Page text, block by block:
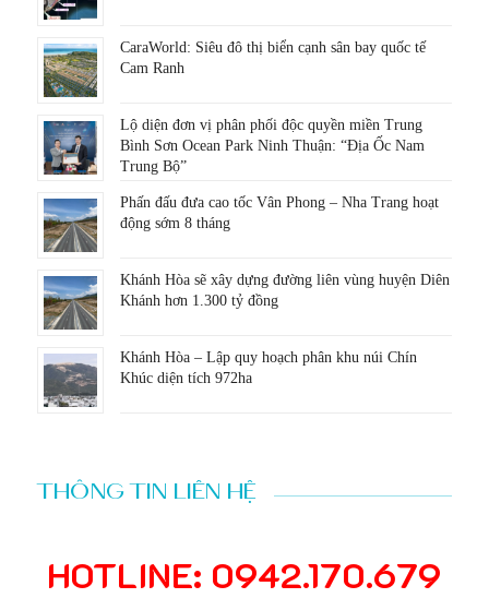
CaraWorld: Siêu đô thị biển cạnh sân bay quốc tế
Cam Ranh
Lộ diện đơn vị phân phối độc quyền miền Trung
Bình Sơn Ocean Park Ninh Thuận: “Địa Ốc Nam
Trung Bộ”
Phấn đấu đưa cao tốc Vân Phong – Nha Trang hoạt
động sớm 8 tháng
Khánh Hòa sẽ xây dựng đường liên vùng huyện Diên
Khánh hơn 1.300 tỷ đồng
Khánh Hòa – Lập quy hoạch phân khu núi Chín
Khúc diện tích 972ha
THÔNG TIN LIÊN HỆ
HOTLINE: 0942.170.679